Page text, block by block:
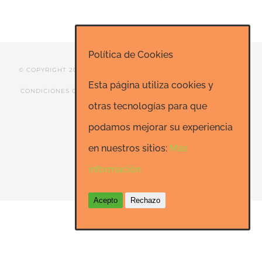
© COPYRIGHT 2020 ESCUELA DE RISOTERAPIA DE MADRID |
CONDICIONES GENERALES|CONTACTO|SEO: Informatica-
24h.net
FacebookLinkedIn
Política de Cookies
Esta página utiliza cookies y
otras tecnologías para que
podamos mejorar su experiencia
en nuestros sitios: Más
información.
Acepto Rechazo